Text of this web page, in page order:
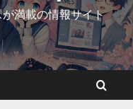
満載の情報サイト